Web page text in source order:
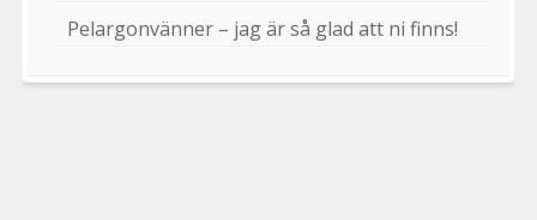
Pelargonvänner – jag är så glad att ni finns!